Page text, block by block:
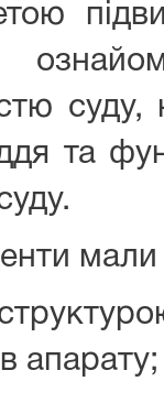
суду,
та
апарату;